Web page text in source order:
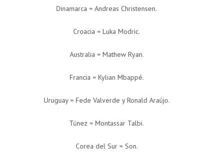
Dinamarca = Andreas Christensen.
Croacia = Luka Modric.
Australia = Mathew Ryan.
Francia = Kylian Mbappé.
Uruguay = Fede Valverde y Ronald Araújo.
Túnez = Montassar Talbi.
Corea del Sur = Son.